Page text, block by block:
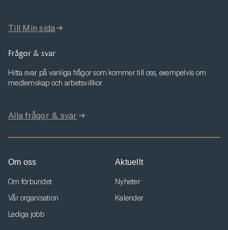
Till Min sida
Frågor & svar
Hitta svar på vanliga frågor som kommer till oss, exempelvis om
medlemskap och arbetsvillkor.
Alla frågor & svar
Om oss
Om förbundet
Vår organisation
Lediga jobb
Aktuellt
Nyheter
Kalender